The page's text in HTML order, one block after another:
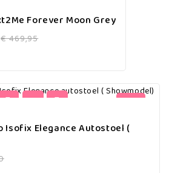
Forever Moon Grey
€469,95
-40%
Isofix Elegance Autostoel (